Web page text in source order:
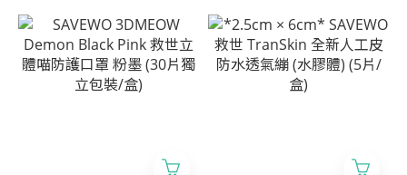
支原體 MP/副流感 PIV 1/3型/
副流感PIV 2型/肺炎衣原體
CP)